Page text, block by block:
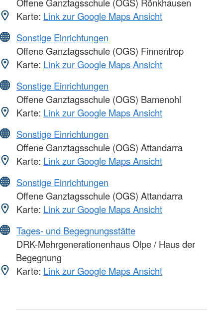
Karte: Link zur Google Maps Ansicht
Sonstige Einrichtungen
Offene Ganztagsschule (OGS) Finnentrop
Karte: Link zur Google Maps Ansicht
Sonstige Einrichtungen
Offene Ganztagsschule (OGS) Bamenohl
Karte: Link zur Google Maps Ansicht
Sonstige Einrichtungen
Offene Ganztagsschule (OGS) Attandarra
Karte: Link zur Google Maps Ansicht
Sonstige Einrichtungen
Offene Ganztagsschule (OGS) Attandarra
Karte: Link zur Google Maps Ansicht
Tages- und Begegnungsstätte
DRK-Mehrgenerationenhaus Olpe / Haus der
Begegnung
Karte: Link zur Google Maps Ansicht